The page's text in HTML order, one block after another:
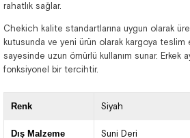
rahatlık sağlar.
Chekich kalite standartlarına uygun olarak
kutusunda ve yeni ürün olarak kargoya teslim
sayesinde uzun ömürlü kullanım sunar. Erkek
fonksiyonel bir tercihtir.
Renk Siyah
Dış Malzeme Suni Deri